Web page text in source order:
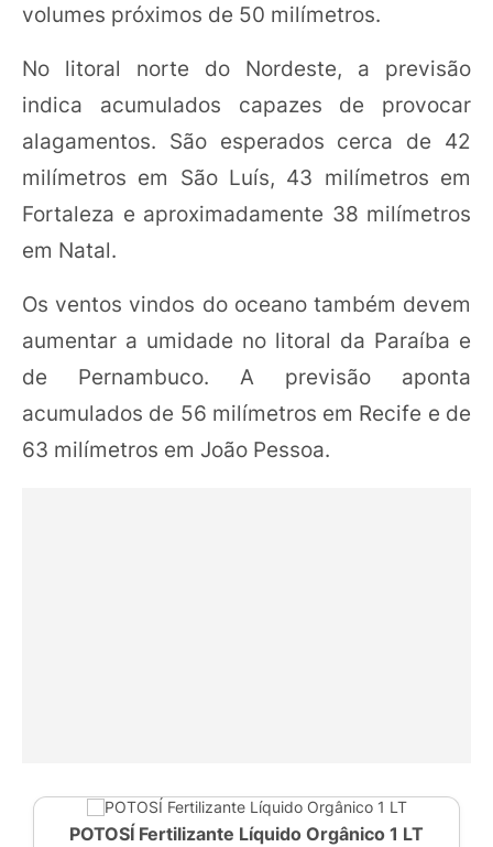
volumes próximos de 50 milímetros.
No litoral norte do Nordeste, a previsão
indica acumulados capazes de provocar
alagamentos. São esperados cerca de 42
milímetros em São Luís, 43 milímetros em
Fortaleza e aproximadamente 38 milímetros
em Natal.
Os ventos vindos do oceano também devem
aumentar a umidade no litoral da Paraíba e
de Pernambuco. A previsão aponta
acumulados de 56 milímetros em Recife e de
63 milímetros em João Pessoa.
POTOSÍ Fertilizante Líquido Orgânico 1 LT